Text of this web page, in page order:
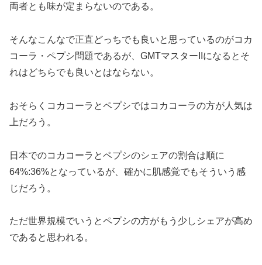
両者とも味が定まらないのである。
そんなこんなで正直どっちでも良いと思っているのがコカ
コーラ・ペプシ問題であるが、GMTマスターIIになるとそ
れはどちらでも良いとはならない。
おそらくコカコーラとペプシではコカコーラの方が人気は
上だろう。
日本でのコカコーラとペプシのシェアの割合は順に
64%:36%となっているが、確かに肌感覚でもそういう感
じだろう。
ただ世界規模でいうとペプシの方がもう少しシェアが高め
であると思われる。